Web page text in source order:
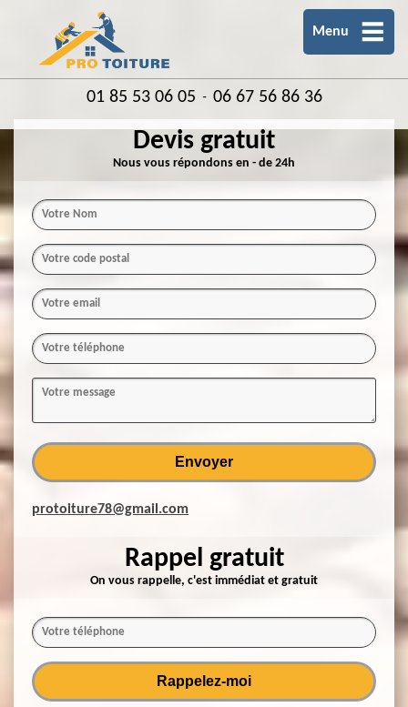
Menu
01 85 53 06 05 - 06 67 56 86 36
Devis gratuit
Nous vous répondons en - de 24h
protoiture78@gmail.com
Rappel gratuit
On vous rappelle, c'est immédiat et gratuit